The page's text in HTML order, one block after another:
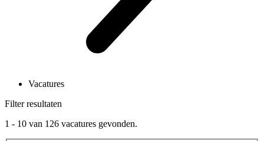
Vacatures
Filter resultaten
1 - 10 van 126 vacatures gevonden.